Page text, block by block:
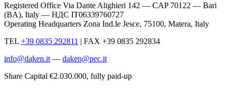
Registered Office Via Dante Alighieri 142 — CAP 70122 — Bari
(BA), Italy — НДС IT06339760727
Operating Headquarters Zona Ind.le Jesce, 75100, Matera, Italy
TEL +39 0835 292811 | FAX +39 0835 292834
info@daken.it — daken@pec.it
Share Capital €2.030.000, fully paid-up